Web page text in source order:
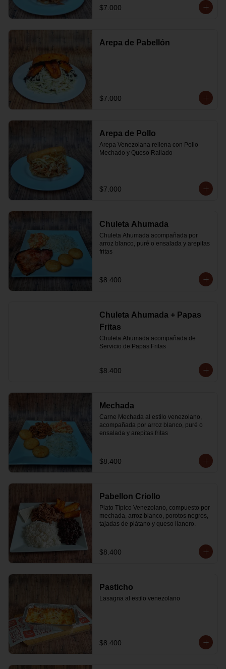
$7.000
Arepa de Pabellón
$7.000
Arepa de Pollo
Arepa Venezolana rellena con Pollo
Mechado y Queso Rallado
$7.000
Chuleta Ahumada
Chuleta Ahumada acompañada por
arroz blanco, puré o ensalada y arepitas
fritas
$8.400
Chuleta Ahumada + Papas
Fritas
Chuleta Ahumada acompañada de
Servicio de Papas Fritas
$8.400
Mechada
Carne Mechada al estilo venezolano,
acompañada por arroz blanco, puré o
ensalada y arepitas fritas
$8.400
Pabellon Criollo
Plato Típico Venezolano, compuesto por
mechada, arroz blanco, porotos negros,
tajadas de plátano y queso llanero.
$8.400
Pasticho
Lasagna al estilo venezolano
$8.400